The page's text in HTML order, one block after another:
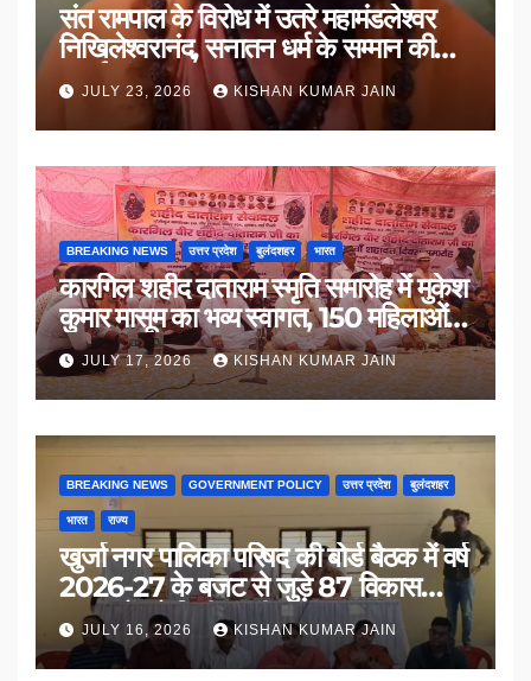
संत रामपाल के विरोध में उतरे महामंडलेश्वर
निखिलेश्वरानंद, सनातन धर्म के सम्मान की
उठाई मांग
JULY 23, 2026 KISHAN KUMAR JAIN
BREAKING NEWS उत्तर प्रदेश बुलंदशहर भारत
कारगिल शहीद दाताराम स्मृति समारोह में मुकेश
कुमार मासूम का भव्य स्वागत, 150 महिलाओं
का सम्मान
JULY 17, 2026 KISHAN KUMAR JAIN
BREAKING NEWS GOVERNMENT POLICY उत्तर प्रदेश बुलंदशहर
भारत राज्य
खुर्जा नगर पालिका परिषद की बोर्ड बैठक में वर्ष
2026-27 के बजट से जुड़े 87 विकास
प्रस्तावों को मिली मंजूरी
JULY 16, 2026 KISHAN KUMAR JAIN